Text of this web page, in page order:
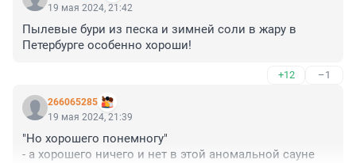
19 мая 2024, 21:42
Пылевые бури из песка и зимней соли в жару в
Петербурге особенно хороши!
+12 –1
266065285
19 мая 2024, 21:39
"Но хорошего понемногу"
- а хорошего ничего и нет в этой аномальной сауне